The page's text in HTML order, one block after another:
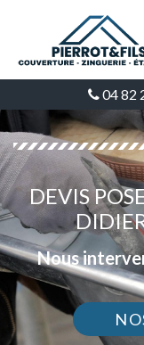
04 82
DEVIS
Nous